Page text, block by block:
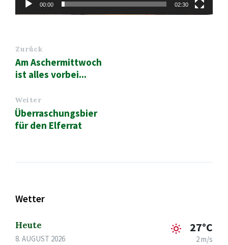
00:00 02:30
Zurück
Am Aschermittwoch
ist alles vorbei...
Weiter
Überraschungsbier
für den Elferrat
Wetter
Heute
8. AUGUST 2026
27°C
2 m/s